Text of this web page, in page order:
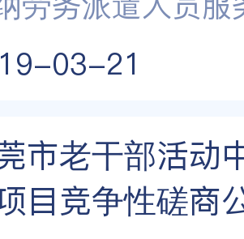
03-21
市老干部活动
目竞争性磋商